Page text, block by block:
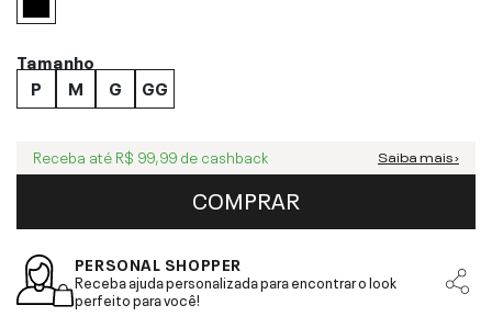
Tamanho
P
M G GG
Receba até R$ 99,99 de cashback Saiba mais ›
COMPRAR
PERSONAL SHOPPER
Receba ajuda personalizada para encontrar o look
perfeito para você!